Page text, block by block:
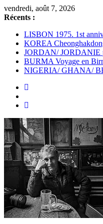
Passer
au
vendredi, août 7, 2026
Récents :
LISBON 1975. 1st
KOREA
JORDAN/ JORDANIE
BURMA Voyage en
NIGERIA/ GHANA/